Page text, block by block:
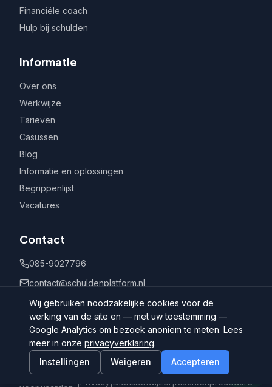
Financiële coach
Hulp bij schulden
Informatie
Over ons
Werkwijze
Tarieven
Casussen
Blog
Informatie en oplossingen
Begrippenlijst
Vacatures
Contact
085-9027796
contact@schuldenplatform.nl
Postbus 802, 7400 AV Deventer
©
Schuldenplatform.nl
Algemene
|Privacy |Dienstenwijzer |Klachtenprocedure
Wij gebruiken noodzakelijke cookies voor de
werking van de site en — met uw toestemming —
Google Analytics om bezoek anoniem te meten. Lees
meer in onze privacyverklaring.
Instellingen
Weigeren Accepteren